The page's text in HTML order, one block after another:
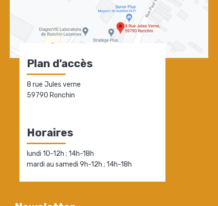
Plan d'accès
8 rue Jules verne
59790 Ronchin
Horaires
lundi 10-12h ; 14h-18h
mardi au samedi 9h-12h ; 14h-18h